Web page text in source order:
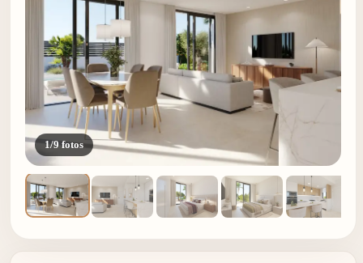
1/9 fotos